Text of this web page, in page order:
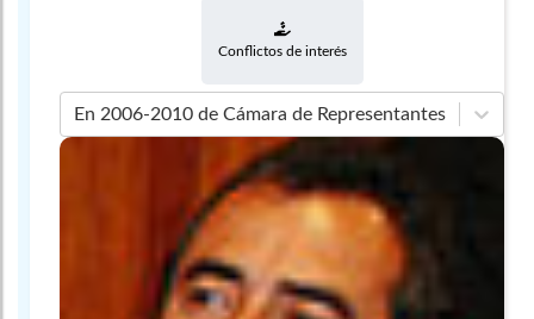
Conflictos de interés
En 2006-2010 de Cámara de Representantes